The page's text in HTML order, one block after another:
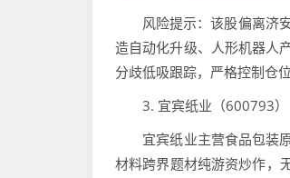
风险提示：该股偏离济安
造自动化升级、人形机器人
分歧低吸跟踪，严格控制仓
3. 宜宾纸业（600793）
宜宾纸业主营食品包装原
材料跨界题材纯游资炒作，